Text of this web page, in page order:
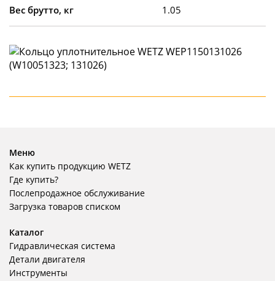
Вес брутто, кг 1.05
Меню
Как купить продукцию WETZ
Где купить?
Послепродажное обслуживание
Загрузка товаров списком
Каталог
Гидравлическая система
Детали двигателя
Инструменты